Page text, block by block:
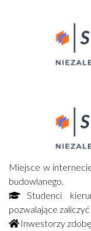
Miejsce w
budowlanego.
Studenci
pozwalające
Inwestorzy